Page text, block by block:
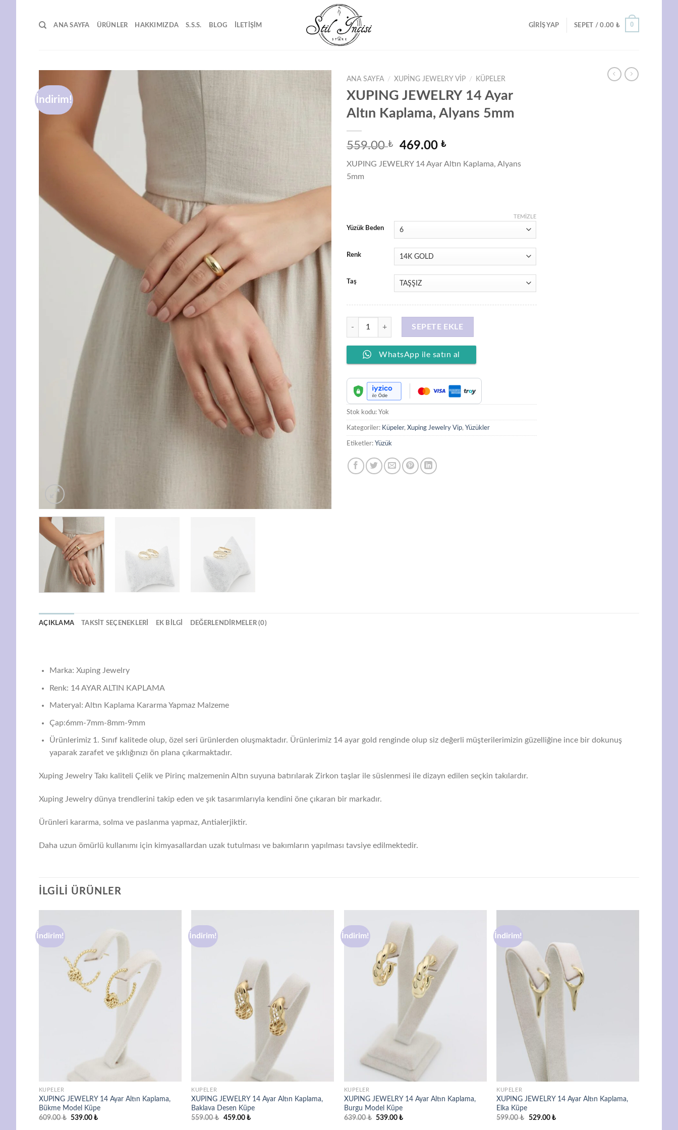
ANA SAYFA ÜRÜNLER HAKKIMIZDA S.S.S. BLOG İLETIŞIM GIRIŞ YAP SEPET /0.00 ₺ 0
İndirim!
ANA SAYFA / XUPING JEWELRY VIP / KÜPELER
XUPING JEWELRY 14 Ayar
Altın Kaplama, Alyans 5mm
559.00₺
Orijinal
559.00 ₺.
469.00₺Şu
fiyat:
XUPING JEWELRY 14 Ayar Altın Kaplama, Alyans
5mm
Yüzük Beden
Renk
Taş
TEMIZLE
XUPING JEWELRY 14 Ayar Altın Kaplama, Alyans 5mm adet
SEPETE EKLE
WhatsApp ile satın al
Stok kodu: Yok
Kategoriler: Küpeler, Xuping Jewelry Vip, Yüzükler
Etiketler: Yüzük
AÇIKLAMA TAKSIT SEÇENEKLERI EK BILGI DEĞERLENDIRMELER (0)
Marka: Xuping Jewelry
Renk: 14 AYAR ALTIN KAPLAMA
Materyal: Altın Kaplama Kararma Yapmaz Malzeme
Çap:6mm-7mm-8mm-9mm
Ürünlerimiz 1. Sınıf kalitede olup, özel seri ürünlerden oluşmaktadır. Ürünlerimiz 14 ayar gold renginde olup siz değerli müşterilerimizin güzelliğine ince bir dokunuş
yaparak zarafet ve şıklığınızı ön plana çıkarmaktadır.
Xuping Jewelry Takı kaliteli Çelik ve Pirinç malzemenin Altın suyuna batırılarak Zirkon taşlar ile süslenmesi ile dizayn edilen seçkin takılardır.
Xuping Jewelry dünya trendlerini takip eden ve şık tasarımlarıyla kendini öne çıkaran bir markadır.
Ürünleri kararma, solma ve paslanma yapmaz, Antialerjiktir.
Daha uzun ömürlü kullanımı için kimyasallardan uzak tutulması ve bakımların yapılması tavsiye edilmektedir.
İLGILI ÜRÜNLER
İndirim!
KÜPELER
XUPING JEWELRY 14 Ayar Altın Kaplama,
Bükme Model Küpe
609.00₺ Orijinal
539.00₺Şu
İndirim!
KÜPELER
XUPING JEWELRY 14 Ayar Altın Kaplama,
Baklava Desen Küpe
559.00₺ Orijinal
459.00 ₺Şu
İndirim!
Favorilere
KÜPELER
XUPING JEWELRY 14 Ayar Altın Kaplama,
Burgu Model Küpe
639.00₺ Orijinal
539.00₺Şu
İndirim!
KÜPELER
XUPING JEWELRY 14 Ayar Altın Kaplama,
Elka Küpe
599.00₺ Orijinal
529.00 ₺Şu